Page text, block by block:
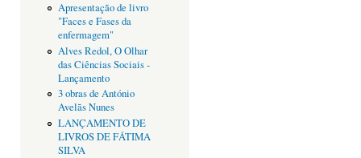
Apresentação de livro
"Faces e Fases da
enfermagem"
Alves Redol, O Olhar
das Ciências Sociais -
Lançamento
3 obras de António
Avelãs Nunes
LANÇAMENTO DE
LIVROS DE FÁTIMA
SILVA